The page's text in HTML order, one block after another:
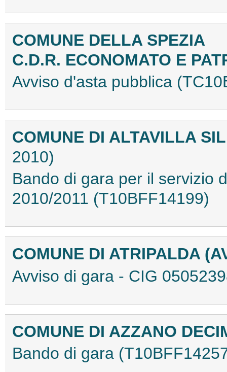
COMUNE DELLA SPEZIA
C.D.R. ECONOMATO E
Avviso d'asta pubblica
COMUNE DI ALTAVILLA
2010)
Bando di gara per il servizio
2010/2011 (T10BFF14199)
COMUNE DI ATRIPALDA
Avviso di gara - CIG
COMUNE DI AZZANO
Bando di gara